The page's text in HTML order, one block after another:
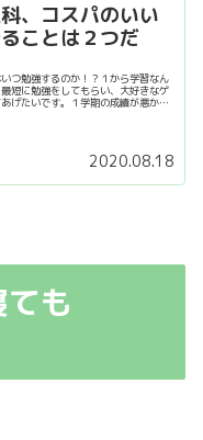
科、コスパのいい
ことは２つだ
つ勉強するのか！？１から学習なん
短に勉強をしてもらい、大好きなゲ
げたいです。１学期の成績が悪かっ
2020.08.18
も